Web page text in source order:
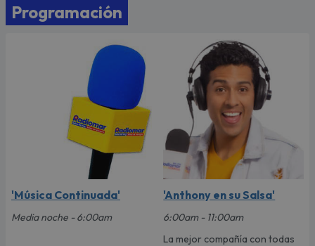
Programación
'Música Continuada'
Media noche - 6:00am
'Anthony en su Salsa'
6:00am - 11:00am
La mejor compañía con todas